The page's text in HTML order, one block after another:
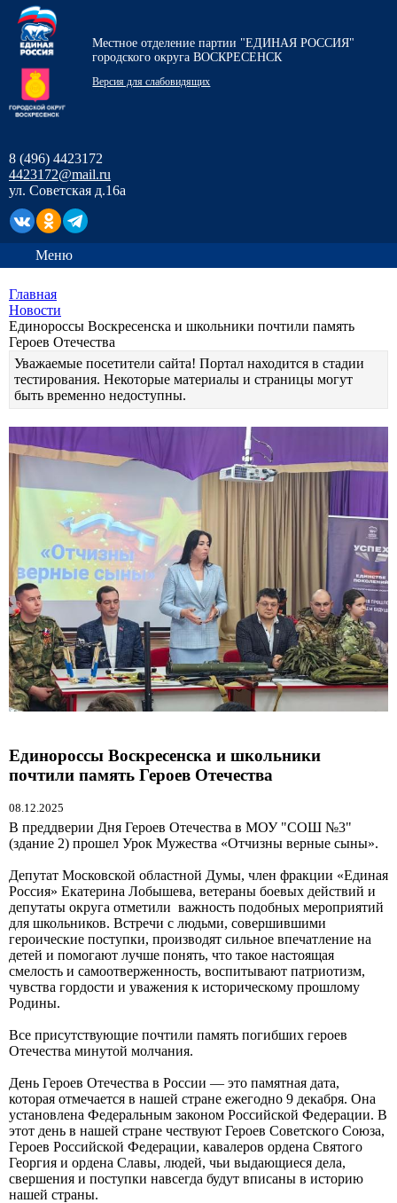
Местное отделение партии "ЕДИНАЯ РОССИЯ"
городского округа ВОСКРЕСЕНСК
Версия для слабовидящих
8 (496) 4423172
4423172@mail.ru
ул. Советская д.16а
Меню
Главная
Новости
Единороссы Воскресенска и школьники почтили память
Героев Отечества
Уважаемые посетители сайта! Портал находится в стадии
тестирования. Некоторые материалы и страницы могут
быть временно недоступны.
Единороссы Воскресенска и школьники
почтили память Героев Отечества
08.12.2025
В преддверии Дня Героев Отечества в МОУ "СОШ №3"
(здание 2) прошел Урок Мужества «Отчизны верные сыны».
Депутат Московской областной Думы, член фракции «Единая
Россия» Екатерина Лобышева, ветераны боевых действий и
депутаты округа отметили важность подобных мероприятий
для школьников. Встречи с людьми, совершившими
героические поступки, производят сильное впечатление на
детей и помогают лучше понять, что такое настоящая
смелость и самоотверженность, воспитывают патриотизм,
чувства гордости и уважения к историческому прошлому
Родины.
Все присутствующие почтили память погибших героев
Отечества минутой молчания.
День Героев Отечества в России — это памятная дата,
которая отмечается в нашей стране ежегодно 9 декабря. Она
установлена Федеральным законом Российской Федерации. В
этот день в нашей стране чествуют Героев Советского Союза,
Героев Российской Федерации, кавалеров ордена Святого
Георгия и ордена Славы, людей, чьи выдающиеся дела,
свершения и поступки навсегда будут вписаны в историю
нашей страны.